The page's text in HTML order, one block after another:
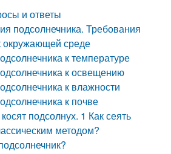
и ответы
подсолнечника. Требования
окружающей среде
к температуре
к освещению
к влажности
к почве
подсолнух. 1 Как сеять
методом?